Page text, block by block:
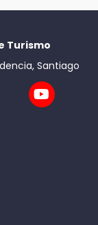
Turismo
Santiago